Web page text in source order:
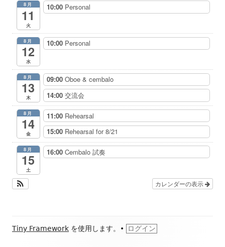
8月
11
火
10:00 Personal
8月
12
水
10:00 Personal
8月
13
木
09:00 Oboe & cembalo
14:00 交流会
8月
14
金
11:00 Rehearsal
15:00 Rehearsal for 8/21
8月
15
土
16:00 Cembalo 試奏
カレンダーの表示
フ
Tiny Framework を使用します。 • ログイン